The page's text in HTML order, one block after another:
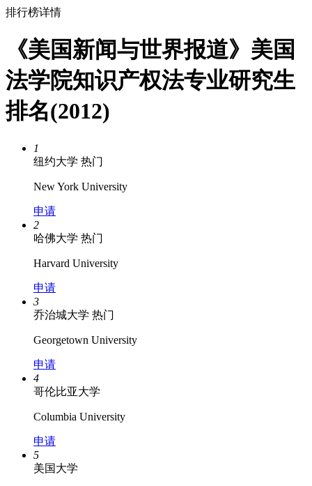
排行榜详情
《美国新闻与世界报道》美国
法学院知识产权法专业研究生
排名(2012)
1
纽约大学 热门
New York University
申请
2
哈佛大学 热门
Harvard University
申请
3
乔治城大学 热门
Georgetown University
申请
4
哥伦比亚大学
Columbia University
申请
5
美国大学